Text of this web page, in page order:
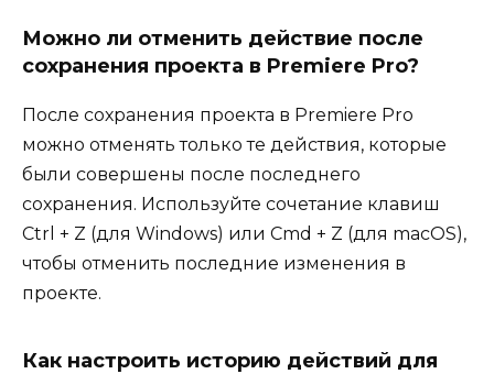
Можно ли отменить действие после
сохранения проекта в Premiere Pro?
После сохранения проекта в Premiere Pro
можно отменять только те действия, которые
были совершены после последнего
сохранения. Используйте сочетание клавиш
Ctrl + Z (для Windows) или Cmd + Z (для macOS),
чтобы отменить последние изменения в
проекте.
Как настроить историю действий для